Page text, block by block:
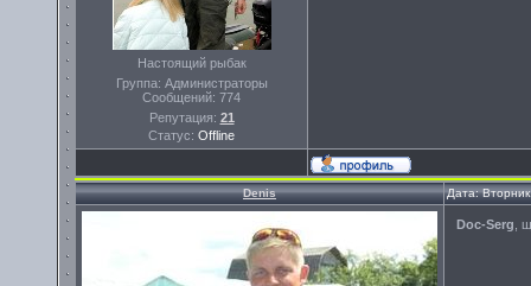
Настоящий рыбак
Группа: Администраторы
Сообщений: 774
Репутация: 21
Статус: Offline
Denis Дата:
Doc-Serg ,